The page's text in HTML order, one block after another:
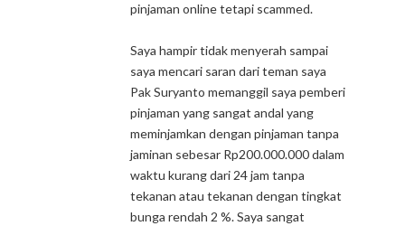
pinjaman online tetapi scammed.
Saya hampir tidak menyerah sampai
saya mencari saran dari teman saya
Pak Suryanto memanggil saya pemberi
pinjaman yang sangat andal yang
meminjamkan dengan pinjaman tanpa
jaminan sebesar Rp200.000.000 dalam
waktu kurang dari 24 jam tanpa
tekanan atau tekanan dengan tingkat
bunga rendah 2 %. Saya sangat